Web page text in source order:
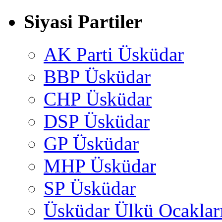
Siyasi Partiler
AK Parti Üsküdar
BBP Üsküdar
CHP Üsküdar
DSP Üsküdar
GP Üsküdar
MHP Üsküdar
SP Üsküdar
Üsküdar Ülkü